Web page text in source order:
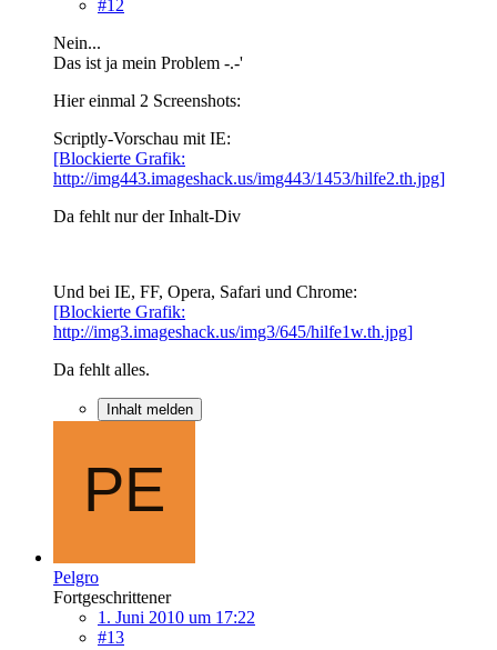
#12
Nein...
Das ist ja mein Problem -.-'
Hier einmal 2 Screenshots:
Scriptly-Vorschau mit IE:
[Blockierte Grafik:
http://img443.imageshack.us/img443/1453/hilfe2.th.jpg]
Da fehlt nur der Inhalt-Div
Und bei IE, FF, Opera, Safari und Chrome:
[Blockierte Grafik:
http://img3.imageshack.us/img3/645/hilfe1w.th.jpg]
Da fehlt alles.
Inhalt melden
Pelgro
Fortgeschrittener
1. Juni 2010 um 17:22
#13